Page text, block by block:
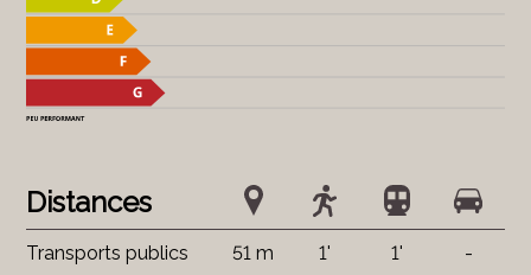
Distances
Transports publics 51 m 1' 1' -